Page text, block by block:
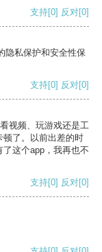
支持[0] 反对[0]
隐私保护和安全性保
支持[0] 反对[0]
视频、玩游戏还是工
顿了。以前出差的时
这个app，我再也不
支持[0] 反对[0]